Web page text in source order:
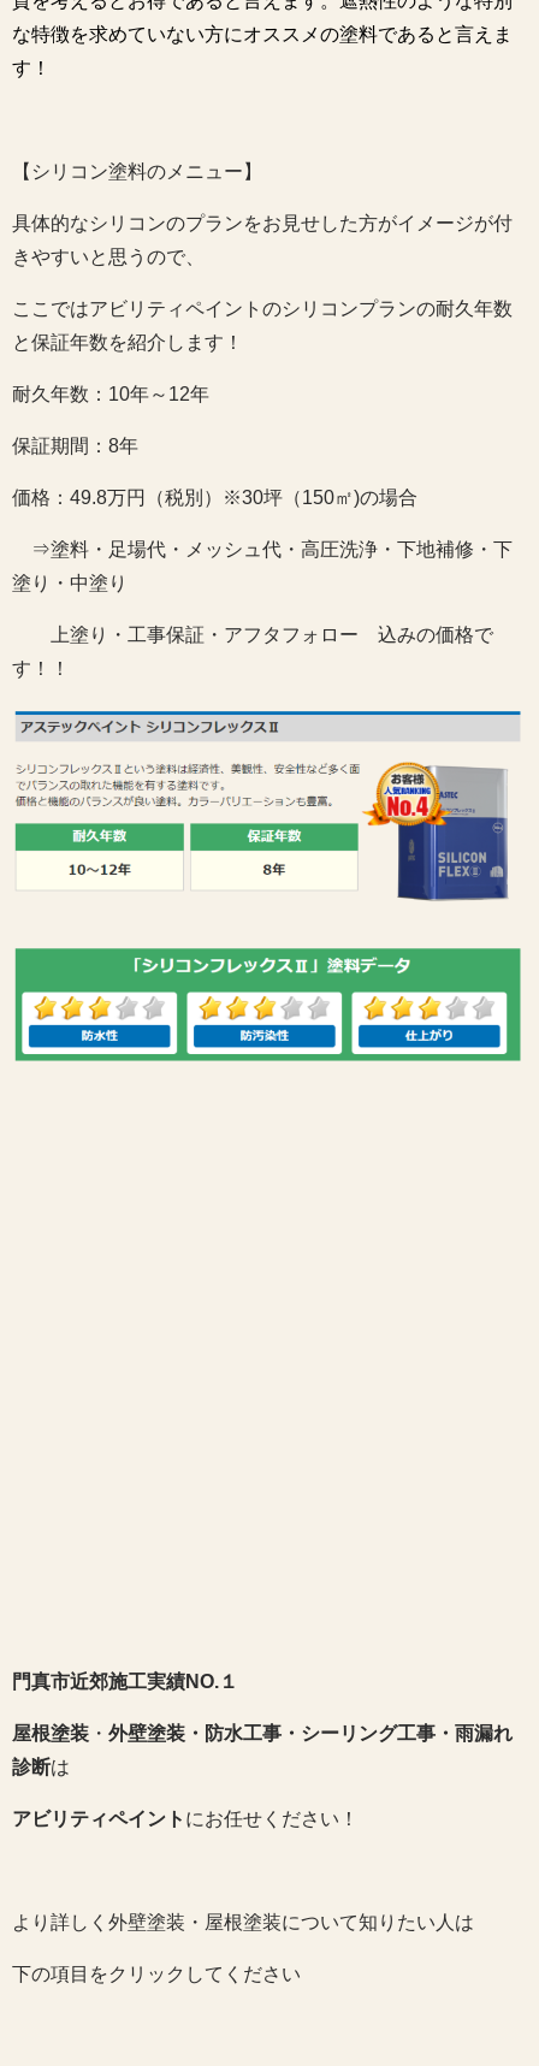
な特徴を求めていない方にオススメの塗料であると言えま
す！
【シリコン塗料のメニュー】
具体的なシリコンのプランをお見せした方がイメージが付
きやすいと思うので、
ここではアビリティペイントのシリコンプランの耐久年数
と保証年数を紹介します！
耐久年数：10年～12年
保証期間：8年
価格：49.8万円（税別）※30坪（150㎡)の場合
⇒塗料・足場代・メッシュ代・高圧洗浄・下地補修・下
塗り・中塗り
上塗り・工事保証・アフタフォロー 込みの価格で
す！！
門真市近郊施工実績NO.１
屋根塗装 ・ 外壁塗装・防水工事・シーリング工事・雨漏れ
診断は
アビリティペイント にお任せください！
より詳しく外壁塗装・屋根塗装について知りたい人は
下の項目をクリックしてください